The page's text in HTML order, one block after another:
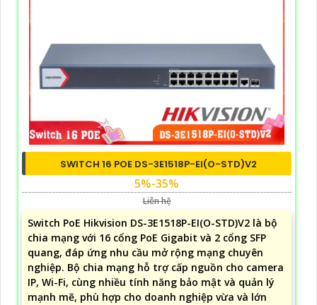
SWITCH 16 POE DS-3E1518P-EI(O-STD)V2
5%-35%
Liên hệ
Switch PoE Hikvision DS-3E1518P-EI(O-STD)V2 là bộ
chia mạng với 16 cổng PoE Gigabit và 2 cổng SFP
quang, đáp ứng nhu cầu mở rộng mạng chuyên
nghiệp. Bộ chia mạng hỗ trợ cấp nguồn cho camera
IP, Wi-Fi, cùng nhiều tính năng bảo mật và quản lý
mạnh mẽ, phù hợp cho doanh nghiệp vừa và lớn